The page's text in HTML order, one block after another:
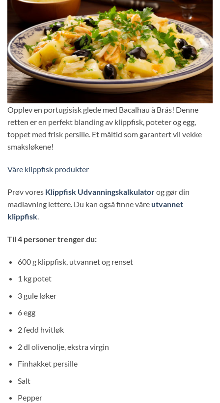
Opplev en portugisisk glede med Bacalhau à Brás! Denne
retten er en perfekt blanding av klippfisk, poteter og egg,
toppet med frisk persille. Et måltid som garantert vil vekke
smaksløkene!
Våre klippfisk produkter
Prøv vores Klippfisk Udvanningskalkulatorog gør din
madlavning lettere. Du kan også finne våre utvannet
klippfisk.
Til 4 personer trenger du:
600 g klippfisk, utvannet og renset
1 kg potet
3 gule løker
6 egg
2 fedd hvitløk
2 dl olivenolje, ekstra virgin
Finhakket persille
Salt
Pepper